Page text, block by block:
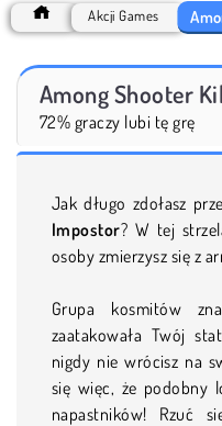
Akcji Games
Among Shooter
72% graczy lubi tę grę
Jak długo zdołasz
Impostor? W tej
osoby zmierzysz się z
Grupa kosmitów
zaatakowała Twój
nigdy nie wrócisz na
się więc, że podobny
napastników! Rzuć